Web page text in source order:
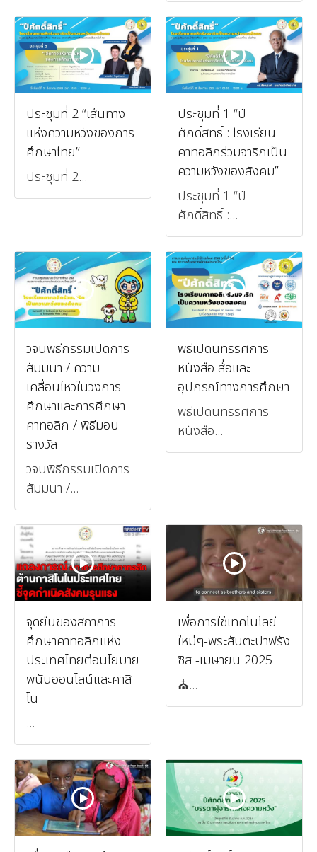
ประชุมที่ 2 “เส้นทาง
แห่งความหวังของการ
ศึกษาไทย”
ประชุมที่ 2...
ประชุมที่ 1 “ปี
ศักดิ์สิทธิ์ : โรงเรียน
คาทอลิกร่วมจาริกเป็น
ความหวังของสังคม”
ประชุมที่ 1 “ปี
ศักดิ์สิทธิ์ :...
วจนพิธีกรรมเปิดการ
สัมมนา / ความ
เคลื่อนไหวในวงการ
ศึกษาและการศึกษา
คาทอลิก / พิธีมอบ
รางวัล
วจนพิธีกรรมเปิดการ
สัมมนา /...
พิธีเปิดนิทรรศการ
หนังสือ สื่อและ
อุปกรณ์ทางการศึกษา
พิธีเปิดนิทรรศการ
หนังสือ...
จุดยืนของสภาการ
ศึกษาคาทอลิกแห่ง
ประเทศไทยต่อนโยบาย
พนันออนไลน์และคาสิ
โน
...
เพื่อการใช้เทคโนโลยี
ใหม่ๆ-พระสันตะปาฟรัง
ซิส -เมษายน 2025
⛪️...